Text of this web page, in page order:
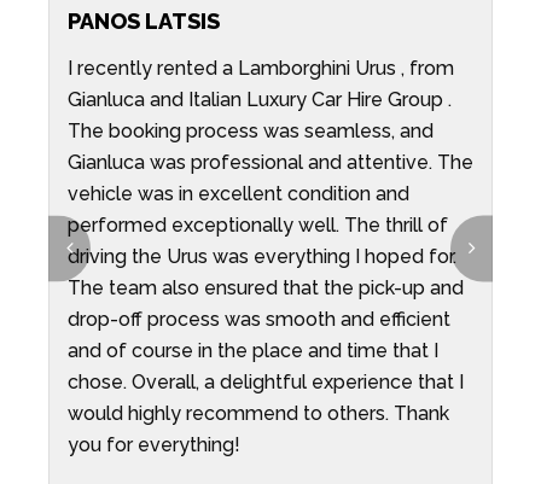
PANOS LATSIS
I recently rented a Lamborghini Urus , from
Gianluca and Italian Luxury Car Hire Group .
The booking process was seamless, and
Gianluca was professional and attentive. The
vehicle was in excellent condition and
performed exceptionally well. The thrill of
driving the Urus was everything I hoped for.
The team also ensured that the pick-up and
drop-off process was smooth and efficient
and of course in the place and time that I
chose. Overall, a delightful experience that I
would highly recommend to others. Thank
you for everything!